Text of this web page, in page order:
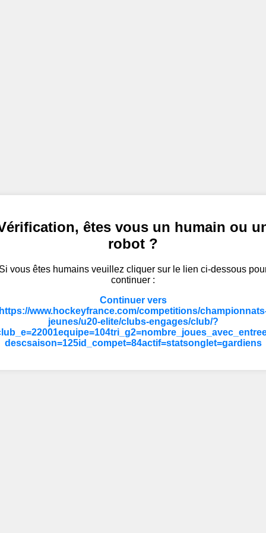
êtes vous un humain ou
robot ?
vous êtes humains veuillez cliquer sur le lien ci-dessous
continuer :
Continuer vers
www.hockeyfrance.com/competitions/
jeunes/u20-elite/clubs-engages/club/?
descsaison=125id_compet=84actif=statsonglet=gardiens